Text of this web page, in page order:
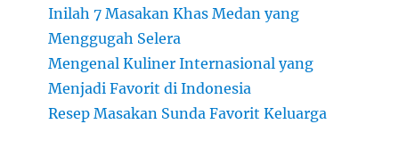
Inilah 7 Masakan Khas Medan yang
Menggugah Selera
Mengenal Kuliner Internasional yang
Menjadi Favorit di Indonesia
Resep Masakan Sunda Favorit Keluarga